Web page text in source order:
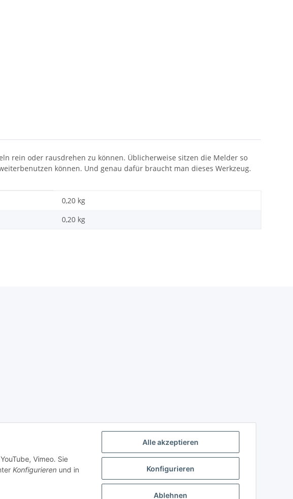
Alle akzeptieren
Konfigurieren
Ablehnen
Vimeo. Sie
Konfigurieren und in
rein oder rausdrehen zu können. Üblicherweise sitzen die Melder so
können. Und genau dafür braucht man dieses Werkzeug.
0,20 kg
0,20 kg